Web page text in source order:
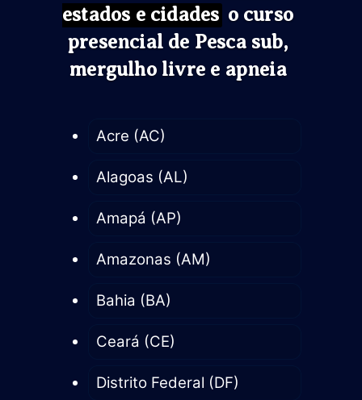
estados e cidades o curso
presencial de Pesca sub,
mergulho livre e apneia
Acre (AC)
Alagoas (AL)
Amapá (AP)
Amazonas (AM)
Bahia (BA)
Ceará (CE)
Distrito Federal (DF)